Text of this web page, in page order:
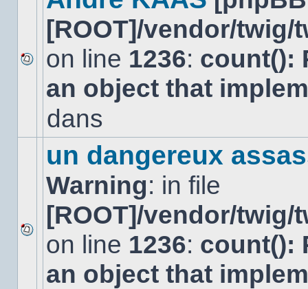
Aucun
nouveau
message
sujet.
[ROOT]/vendor/
on line 1236: count():
an object that
dans
Aucun
nouveau
message
non-
un dangereux
Warning: in file
[ROOT]/vendor/
on line 1236: count():
an object that